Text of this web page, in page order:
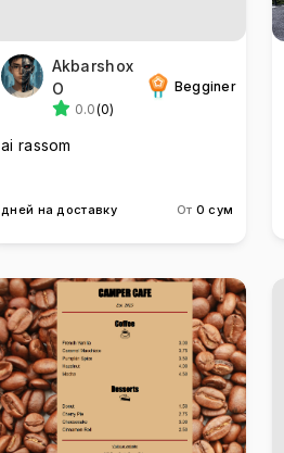
Akbarshox
O
0.0(0)
Begginer
ai rassom
дней на доставку От 0 сум